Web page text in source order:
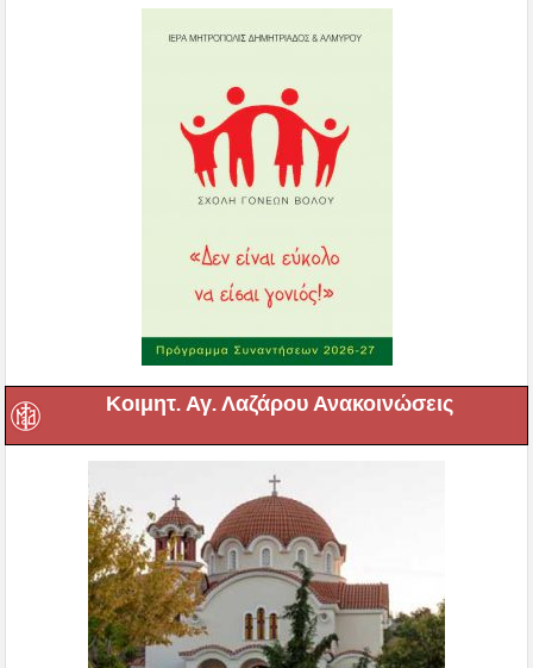
Κοιμητ. Αγ. Λαζάρου Ανακοινώσεις